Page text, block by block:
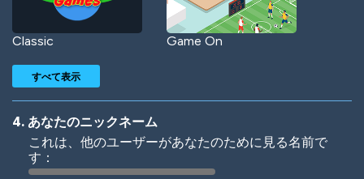
Classic Game On
Woof
すべて表示
4. あなたのニックネーム
これは、他のユーザーがあなたのために見る名前で
す：